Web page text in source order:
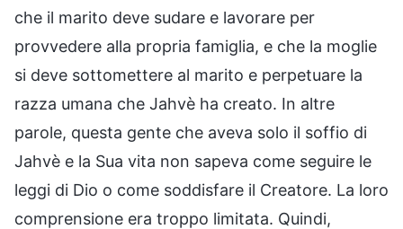
che il marito deve sudare e lavorare per
provvedere alla propria famiglia, e che la moglie
si deve sottomettere al marito e perpetuare la
razza umana che Jahvè ha creato. In altre
parole, questa gente che aveva solo il soffio di
Jahvè e la Sua vita non sapeva come seguire le
leggi di Dio o come soddisfare il Creatore. La loro
comprensione era troppo limitata. Quindi,